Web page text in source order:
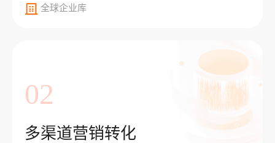
全球企业库
02
多渠道营销转化